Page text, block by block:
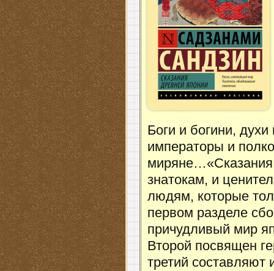
Боги и богини,
императоры и
миряне…«Сказания
знатокам, и
людям, которые
первом разделе
причудливый мир
Второй посвящен
третий составляют